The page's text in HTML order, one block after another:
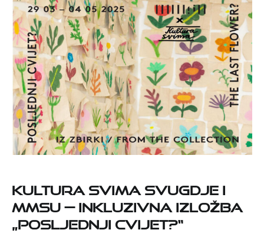
Kultura svima svugdje i
MMSU — inkluzivna izložba
„Posljednji cvijet?“